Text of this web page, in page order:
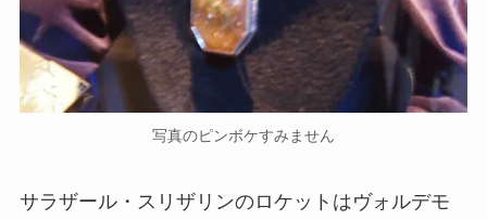
写真のピンボケすみません
サラザール・スリザリンのロケットはヴォルデモ